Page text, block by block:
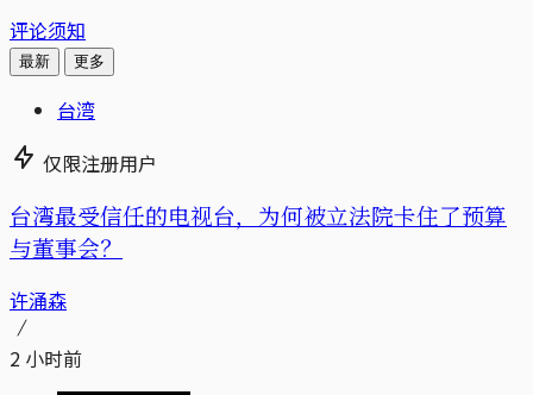
评论须知
最新 更多
台湾
仅限注册用户
台湾最受信任的电视台，为何被立法院卡住了预算
与董事会？
许涌森
2 小时前